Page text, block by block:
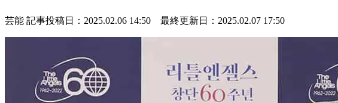
芸能 記事投稿日：2025.02.06 14:50 最終更新日：2025.02.07 17:50